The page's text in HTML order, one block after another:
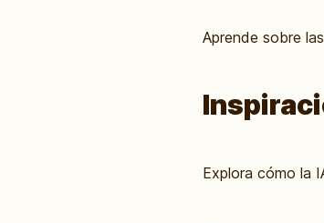
Aprende sobre
Explora cómo la